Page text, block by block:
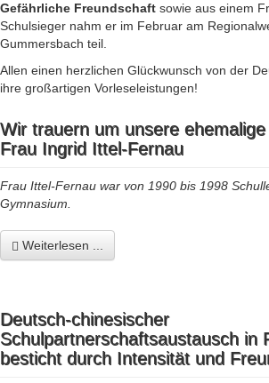
Gefährliche Freundschaft sowie aus einem
Schulsieger nahm er im Februar am
Gummersbach teil.
Allen einen herzlichen Glückwunsch von der
ihre großartigen Vorleseleistungen!
Wir trauern um unsere
Frau Ingrid Ittel-Fernau
Frau Ittel-Fernau war von 1990 bis 1998
Gymnasium.
Weiterlesen ...
Deutsch-chinesischer
Schulpartnerschaftsaustausch in
besticht durch Intensität und